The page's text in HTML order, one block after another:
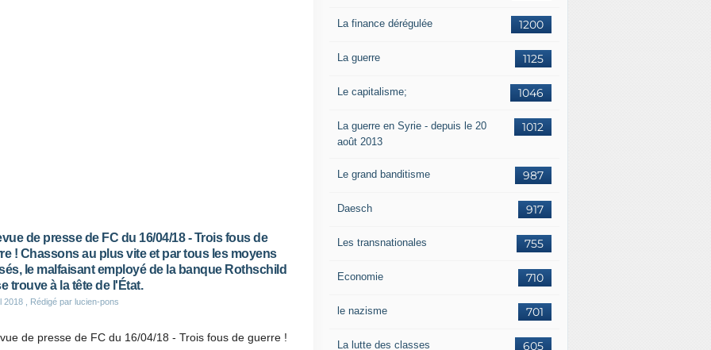
de presse de FC du 16/04/18 - Trois fous de
! Chassons au plus vite et par tous les moyens
le malfaisant employé de la banque Rothschild
trouve à la tête de l'État.
2018 , Rédigé par lucien-pons
de presse de FC du 16/04/18 - Trois fous de guerre !
1200
La finance dérégulée
1125
La guerre
1046
Le capitalisme;
1012
La guerre en Syrie - depuis le 20
août 2013
987
Le grand banditisme
917
Daesch
755
Les transnationales
710
Economie
701
le nazisme
605
La lutte des classes